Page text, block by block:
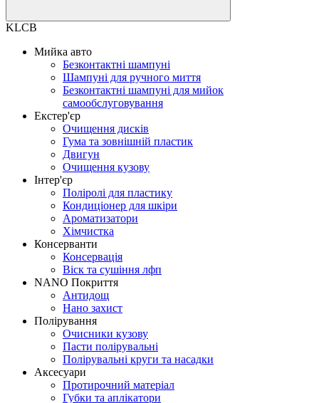
KLCB
Мийка авто
Безконтактні шампуні
Шампуні для ручного миття
Безконтактні шампуні для мийок
самообслуговування
Екстер'єр
Очищення дисків
Гума та зовнішній пластик
Двигун
Очищення кузову
Інтер'єр
Поліролі для пластику
Кондиціонер для шкіри
Ароматизатори
Хімчистка
Консерванти
Консервація
Віск та сушіння лфп
NANO Покриття
Антидощ
Нано захист
Полірування
Очисники кузову
Пасти полірувальні
Полірувальні круги та насадки
Аксесуари
Протирочний матеріал
Губки та аплікатори